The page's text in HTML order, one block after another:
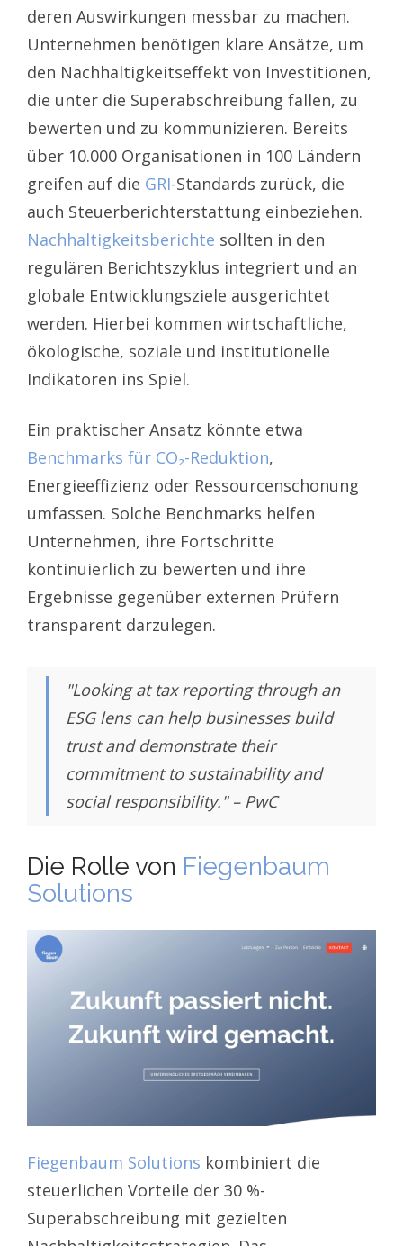
deren Auswirkungen messbar zu machen.
Unternehmen benötigen klare Ansätze, um
den Nachhaltigkeitseffekt von Investitionen,
die unter die Superabschreibung fallen, zu
bewerten und zu kommunizieren. Bereits
über 10.000 Organisationen in 100 Ländern
greifen auf die GRI-Standards zurück, die
auch Steuerberichterstattung einbeziehen.
Nachhaltigkeitsberichte sollten in den
regulären Berichtszyklus integriert und an
globale Entwicklungsziele ausgerichtet
werden. Hierbei kommen wirtschaftliche,
ökologische, soziale und institutionelle
Indikatoren ins Spiel.
Ein praktischer Ansatz könnte etwa
Benchmarks für CO₂-Reduktion,
Energieeffizienz oder Ressourcenschonung
umfassen. Solche Benchmarks helfen
Unternehmen, ihre Fortschritte
kontinuierlich zu bewerten und ihre
Ergebnisse gegenüber externen Prüfern
transparent darzulegen.
"Looking at tax reporting through an
ESG lens can help businesses build
trust and demonstrate their
commitment to sustainability and
social responsibility." – PwC
Die Rolle von Fiegenbaum
Solutions
Fiegenbaum Solutions kombiniert die
steuerlichen Vorteile der 30 %-
Superabschreibung mit gezielten